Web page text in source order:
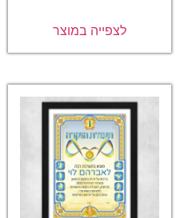
לצפייה במוצר